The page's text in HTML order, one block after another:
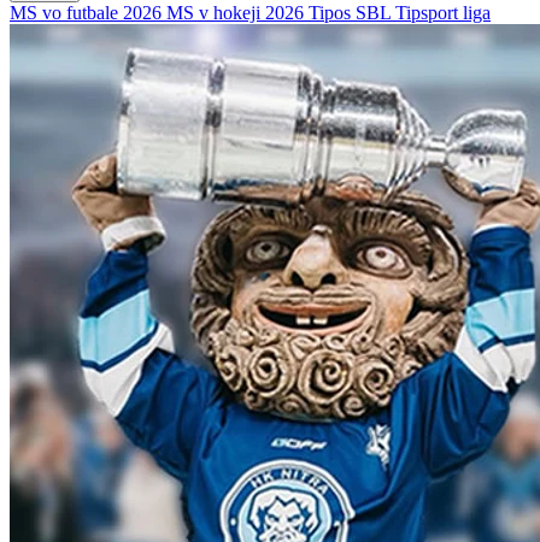
MS vo futbale 2026 MS v hokeji 2026 Tipos SBL Tipsport liga